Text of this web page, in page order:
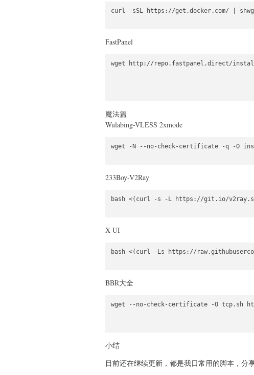
curl -sSL https://get.docker.com/ |
FastPanel
wget http://repo.fastpanel.direct/
魔法篇
Wulabing-VLESS 2xmode
wget -N --no-check-certificate -q -O
233Boy-V2Ray
bash <(curl -s -L https://git.io/
X-UI
bash <(curl -Ls https://
BBR大全
wget --no-check-certificate -O tcp.sh
小结
目前还在继续更新，都是我日常用的脚本，分